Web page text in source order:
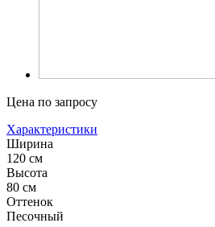
Цена по запросу
Характеристики
Ширина
120 см
Высота
80 см
Оттенок
Песочный